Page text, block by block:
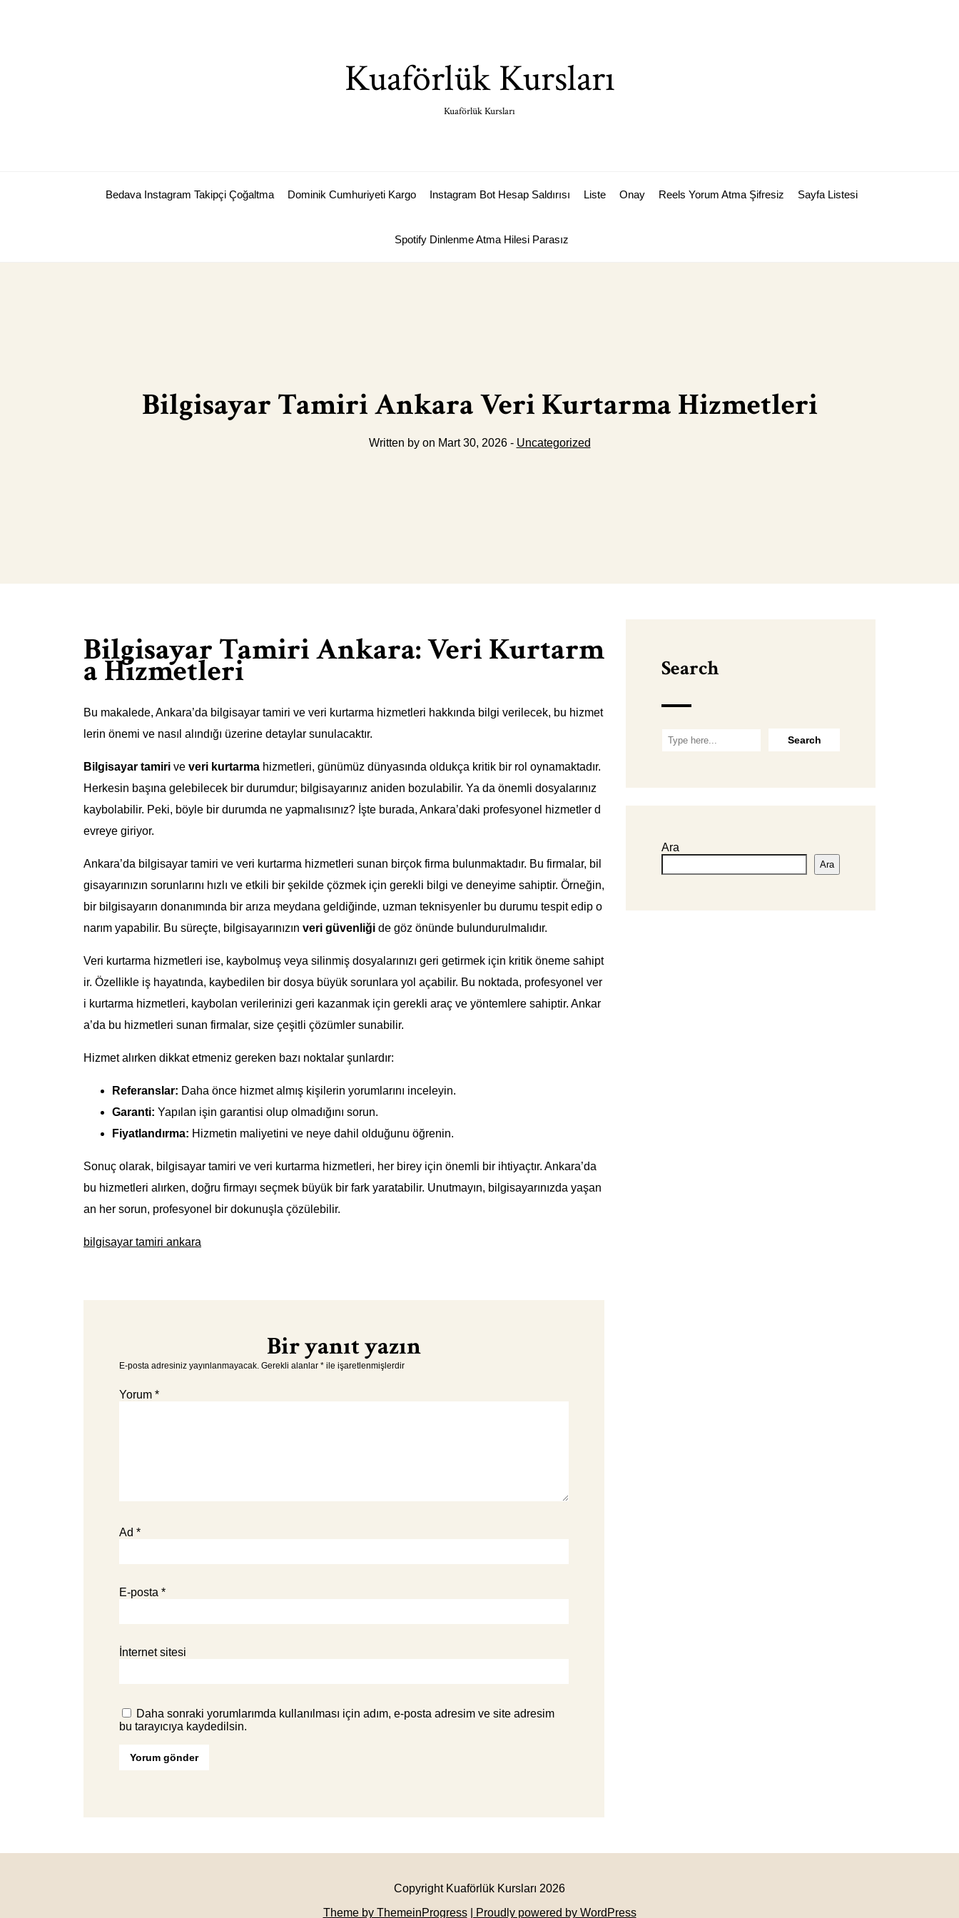
Kuaförlük Kursları
Kuaförlük Kursları
Bedava Instagram Takipçi Çoğaltma Dominik Cumhuriyeti Kargo Instagram Bot Hesap Saldırısı Liste Onay Reels Yorum Atma Şifresiz Sayfa Listesi
Spotify Dinlenme Atma Hilesi Parasız
Bilgisayar Tamiri Ankara Veri Kurtarma Hizmetleri
Written by on Mart 30, 2026 - Uncategorized
Bilgisayar Tamiri Ankara: Veri Kurtarm
a Hizmetleri
Bu makalede, Ankara’da bilgisayar tamiri ve veri kurtarma hizmetleri hakkında bilgi verilecek, bu hizmet
lerin önemi ve nasıl alındığı üzerine detaylar sunulacaktır.
Bilgisayar tamiri ve veri kurtarma hizmetleri, günümüz dünyasında oldukça kritik bir rol oynamaktadır.
Herkesin başına gelebilecek bir durumdur; bilgisayarınız aniden bozulabilir. Ya da önemli dosyalarınız
kaybolabilir. Peki, böyle bir durumda ne yapmalısınız? İşte burada, Ankara’daki profesyonel hizmetler d
evreye giriyor.
Ankara’da bilgisayar tamiri ve veri kurtarma hizmetleri sunan birçok firma bulunmaktadır. Bu firmalar, bil
gisayarınızın sorunlarını hızlı ve etkili bir şekilde çözmek için gerekli bilgi ve deneyime sahiptir. Örneğin,
bir bilgisayarın donanımında bir arıza meydana geldiğinde, uzman teknisyenler bu durumu tespit edip o
narım yapabilir. Bu süreçte, bilgisayarınızın veri güvenliği de göz önünde bulundurulmalıdır.
Veri kurtarma hizmetleri ise, kaybolmuş veya silinmiş dosyalarınızı geri getirmek için kritik öneme sahipt
ir. Özellikle iş hayatında, kaybedilen bir dosya büyük sorunlara yol açabilir. Bu noktada, profesyonel ver
i kurtarma hizmetleri, kaybolan verilerinizi geri kazanmak için gerekli araç ve yöntemlere sahiptir. Ankar
a’da bu hizmetleri sunan firmalar, size çeşitli çözümler sunabilir.
Hizmet alırken dikkat etmeniz gereken bazı noktalar şunlardır:
Referanslar: Daha önce hizmet almış kişilerin yorumlarını inceleyin.
Garanti: Yapılan işin garantisi olup olmadığını sorun.
Fiyatlandırma: Hizmetin maliyetini ve neye dahil olduğunu öğrenin.
Sonuç olarak, bilgisayar tamiri ve veri kurtarma hizmetleri, her birey için önemli bir ihtiyaçtır. Ankara’da
bu hizmetleri alırken, doğru firmayı seçmek büyük bir fark yaratabilir. Unutmayın, bilgisayarınızda yaşan
an her sorun, profesyonel bir dokunuşla çözülebilir.
bilgisayar tamiri ankara
Bir yanıt yazın
E-posta adresiniz yayınlanmayacak. Gerekli alanlar * ile işaretlenmişlerdir
Yorum *
Ad *
E-posta *
İnternet sitesi
Daha sonraki yorumlarımda kullanılması için adım, e-posta adresim ve site adresim
bu tarayıcıya kaydedilsin.
Search
Ara
Ara
Copyright Kuaförlük Kursları 2026
Theme by ThemeinProgress
| Proudly powered by WordPress